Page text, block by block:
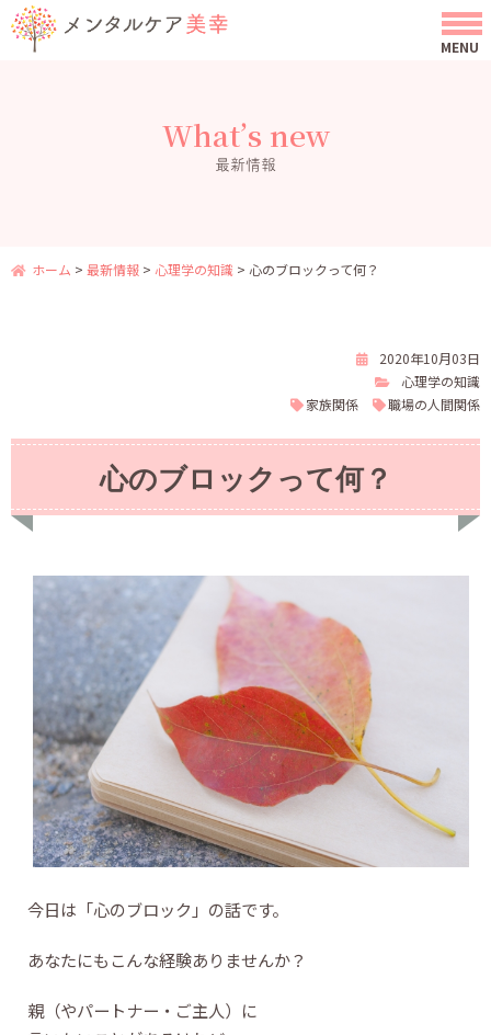
What’s new
最新情報
ホーム > 最新情報 > 心理学の知識 > 心のブロックって何？
2020年10月03日
心理学の知識
家族関係
職場の人間関係
心のブロックって何？
今日は「心のブロック」の話です。
あなたにもこんな経験ありませんか？
親（やパートナー・ご主人）に